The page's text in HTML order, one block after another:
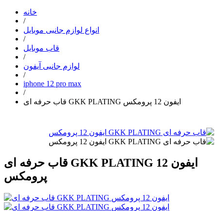
خانه
/
انواع لوازم جانبی موبایل
/
قاب موبایل
/
لوازم جانبی آیفون
/
iphone 12 pro max
/
قاب حرفه ای GKK PLATING ایفون 12 پرومکس
قاب حرفه ای GKK PLATING ایفون 12
پرومکس